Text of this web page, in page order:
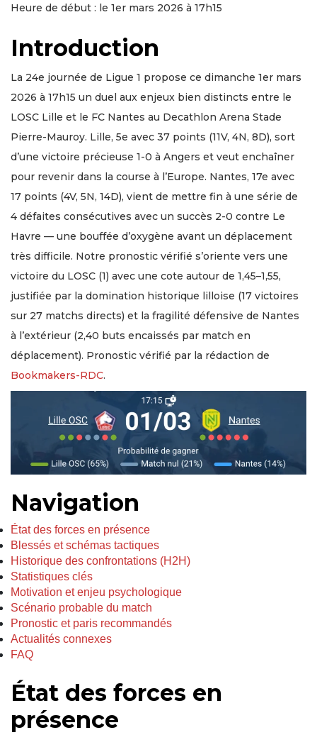
Heure de début : le 1er mars 2026 à 17h15
Introduction
La 24e journée de Ligue 1 propose ce dimanche 1er mars
2026 à 17h15 un duel aux enjeux bien distincts entre le
LOSC Lille et le FC Nantes au Decathlon Arena Stade
Pierre-Mauroy. Lille, 5e avec 37 points (11V, 4N, 8D), sort
d’une victoire précieuse 1-0 à Angers et veut enchaîner
pour revenir dans la course à l’Europe. Nantes, 17e avec
17 points (4V, 5N, 14D), vient de mettre fin à une série de
4 défaites consécutives avec un succès 2-0 contre Le
Havre — une bouffée d’oxygène avant un déplacement
très difficile. Notre pronostic vérifié s’oriente vers une
victoire du LOSC (1) avec une cote autour de 1,45–1,55,
justifiée par la domination historique lilloise (17 victoires
sur 27 matchs directs) et la fragilité défensive de Nantes
à l’extérieur (2,40 buts encaissés par match en
déplacement). Pronostic vérifié par la rédaction de
Bookmakers-RDC.
Navigation
État des forces en présence
Blessés et schémas tactiques
Historique des confrontations (H2H)
Statistiques clés
Motivation et enjeu psychologique
Scénario probable du match
Pronostic et paris recommandés
Actualités connexes
FAQ
État des forces en
présence